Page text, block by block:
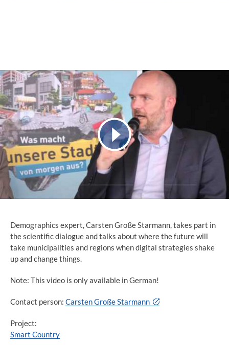
Demographics expert, Carsten Große Starmann, takes part in
the scientific dialogue and talks about where the future will
take municipalities and regions when digital strategies shake
up and change things.
Note: This video is only available in German!
Contact person: Carsten Große Starmann
Project:
Smart Country